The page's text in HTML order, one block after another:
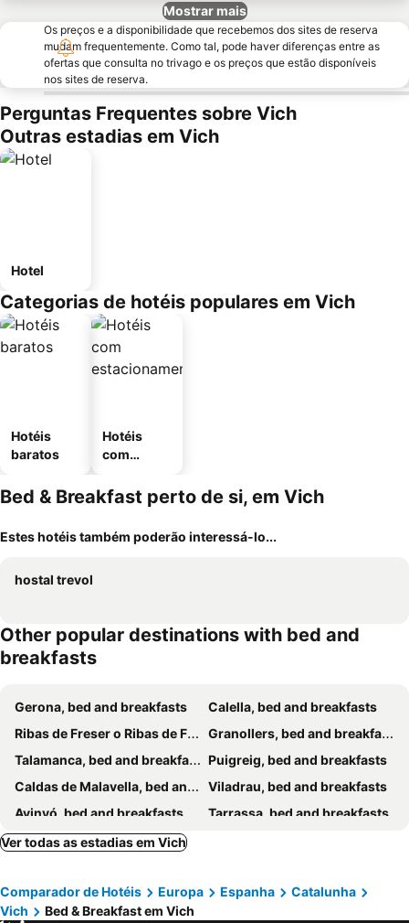
Mostrar mais
Os preços e a disponibilidade que recebemos dos sites de reserva
mudam frequentemente. Como tal, pode haver diferenças entre as
ofertas que consulta no trivago e os preços que estão disponíveis
nos sites de reserva.
Perguntas Frequentes sobre Vich
Outras estadias em Vich
Hotel
Categorias de hotéis populares em Vich
Hotéis
baratos
Hotéis
com
mento
Bed & Breakfast perto de si, em Vich
Estes hotéis também poderão interessá-lo...
hostal trevol
Other popular destinations with bed and
breakfasts
Gerona, bed and breakfasts
Calella, bed and breakfasts
Ribas de Freser o Ribas de Fresser, bed and breakfasts
Granollers, bed and breakfasts
Talamanca, bed and breakfasts
Puigreig, bed and breakfasts
Caldas de Malavella, bed and breakfasts
Viladrau, bed and breakfasts
Avinyó, bed and breakfasts
Tarrassa, bed and breakfasts
Bagá, bed and breakfasts
Torelló, bed and breakfasts
Pineda de mar., bed and breakfasts
San Feliu de Pallarols, bed and breakfasts
Manresa, bed and breakfasts
Ver todas as estadias em Vich
Comparador de Hotéis Europa Espanha
Catalunha
Vich
Bed & Breakfast em Vich